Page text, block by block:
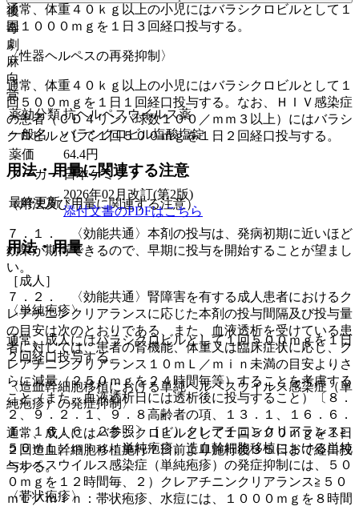
通常、体重４０ｋｇ以上の小児にはバラシクロビルとして１
回１０００ｍｇを１日３回経口投与する。
〈性器ヘルペスの再発抑制〉
通常、体重４０ｋｇ以上の小児にはバラシクロビルとして１
回５００ｍｇを１日１回経口投与する。なお、ＨＩＶ感染症
の患者（ＣＤ４リンパ球数１００／ｍｍ３以上）にはバラシ
クロビルとして１回５００ｍｇを１日２回経口投与する。
用法・用量に関連する注意
（用法及び用量に関連する注意）
７．１． 〈効能共通〉本剤の投与は、発病初期に近いほど
効果が期待できるので、早期に投与を開始することが望まし
い。
７．２． 〈効能共通〉腎障害を有する成人患者におけるク
レアチニンクリアランスに応じた本剤の投与間隔及び投与量
の目安は次のとおりである、また、血液透析を受けている患
者に対しては、患者の腎機能、体重又は臨床症状に応じ、ク
レアチニンクリアランス１０ｍＬ／ｍｉｎ未満の目安よりさ
らに減量（２５０ｍｇを２４時間毎等）することを考慮する
こと（また、血液透析日には透析後に投与すること）〔８．
２、９．２．１、９．８高齢者の項、１３．１、１６．６．
１、１６．６．２参照〕［１）クレアチニンクリアランス≧
５０ｍＬ／ｍｉｎ：単純疱疹、造血幹細胞移植における単純
ヘルペスウイルス感染症（単純疱疹）の発症抑制には、５０
０ｍｇを１２時間毎、２）クレアチニンクリアランス≧５０
ｍＬ／ｍｉｎ：帯状疱疹、水痘には、１０００ｍｇを８時間
後
毒
劇
麻
向
覚
薬効分類 抗ヘルペスウイルス薬
一般名
バラシクロビル塩酸塩錠
薬価
64.4円
メーカー 日本ケミファ
最終更新
2026年02月改訂(第2版)
添付文書のPDFはこちら
用法・用量
［成人］
〈単純疱疹〉
通常、成人にはバラシクロビルとして１回５００ｍｇを１日
２回経口投与する。
〈造血幹細胞移植における単純ヘルペスウイルス感染症（単
純疱疹）の発症抑制〉
通常、成人にはバラシクロビルとして１回５００ｍｇを１日
２回造血幹細胞移植施行７日前より施行後３５日まで経口投
与する。
〈帯状疱疹〉